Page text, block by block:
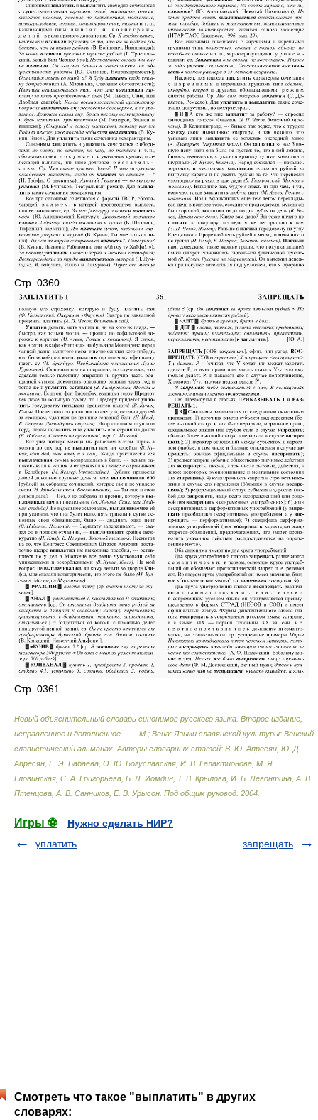
Стр. 0360
Стр. 0361
Новый объяснительный словарь синонимов русского языка. Второе издание,
исправленное и дополненное. . — М.; Вена: Языки славянской культуры: Венский
славистический альманах Авторы словарных статей: В. Ю. Апресян, Ю. Д.
Апресян, Е. Э. Бабаева, О. Ю. Богуславская, И. В. Галактионова, М. Я.
Гловинская, С. А. Григорьева, Б. Л. Иомдин, Т. В. Крылова, И. Б. Левонтина, А. В.
Птенцова, А. В. Санников, Е. В. Урысон. Под общим руковод 2004
Игры ⚽
Нужно сделать НИР?
уплатить
запрещать
Смотреть что такое "выплатить" в других
словарях: